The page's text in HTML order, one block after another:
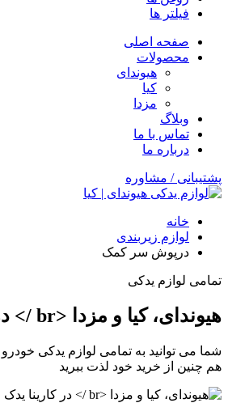
فیلتر ها
صفحه اصلی
محصولات
هیوندای
کیا
مزدا
وبلاگ
تماس با ما
درباره ما
پشتیبانی / مشاوره
خانه
لوازم زیربندی
درپوش سر کمک
تمامی لوازم یدکی
هیوندای، کیا و مزدا <br /> در کارینا یدک
شما می توانید به تمامی لوازم یدکی
هم چنین از خرید خود لذت ببرید